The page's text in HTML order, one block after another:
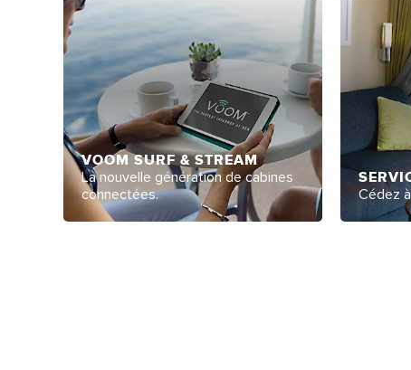
VOOM SURF & STREAM
La nouvelle génération de cabines
connectées.
Cédez